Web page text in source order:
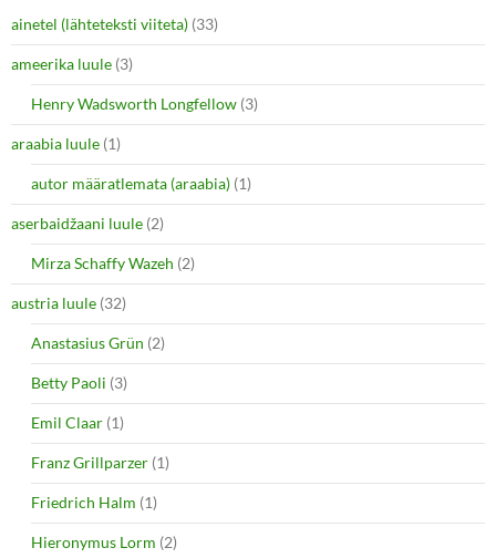
ainetel (lähteteksti viiteta) (33)
ameerika luule (3)
Henry Wadsworth Longfellow (3)
araabia luule (1)
autor määratlemata (araabia) (1)
aserbaidžaani luule (2)
Mirza Schaffy Wazeh (2)
austria luule (32)
Anastasius Grün (2)
Betty Paoli (3)
Emil Claar (1)
Franz Grillparzer (1)
Friedrich Halm (1)
Hieronymus Lorm (2)